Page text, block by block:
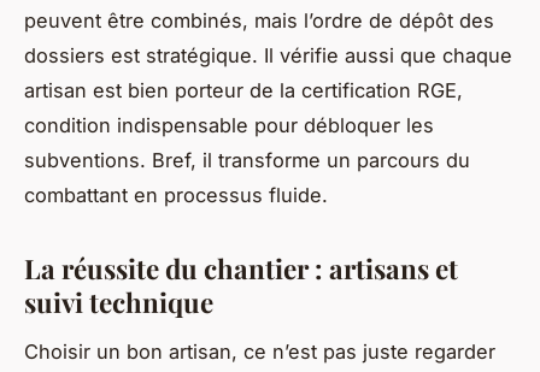
peuvent être combinés, mais l’ordre de dépôt des
dossiers est stratégique. Il vérifie aussi que chaque
artisan est bien porteur de la certification RGE,
condition indispensable pour débloquer les
subventions. Bref, il transforme un parcours du
combattant en processus fluide.
La réussite du chantier : artisans et
suivi technique
Choisir un bon artisan, ce n’est pas juste regarder